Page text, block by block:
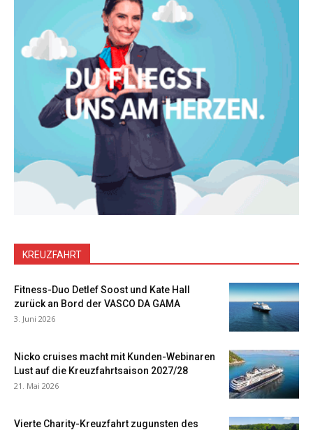
KREUZFAHRT
Fitness-Duo Detlef Soost und Kate Hall
zurück an Bord der VASCO DA GAMA
3. Juni 2026
Nicko cruises macht mit Kunden-Webinaren
Lust auf die Kreuzfahrtsaison 2027/28
21. Mai 2026
Vierte Charity-Kreuzfahrt zugunsten des